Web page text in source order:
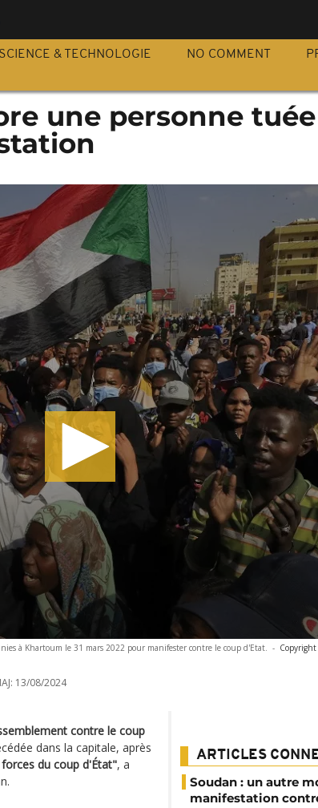
SCIENCE & TECHNOLOGIE NO COMMENT
une personne
à Khartoum le 31 mars 2022 pour manifester contre le coup d'Etat. -
13/08/2024
contre le coup
dans la capitale, après
du coup d'État", a
ARTICLES
Soudan : un autre
manifestation